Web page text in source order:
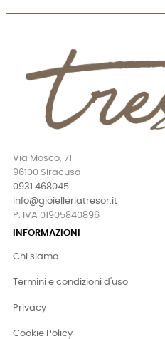
Via Mosco, 71
96100 Siracusa
0931 468045
info@gioielleriatresor.it
P. IVA 01905840896
INFORMAZIONI
Chi siamo
Termini e condizioni d'uso
Privacy
Cookie Policy